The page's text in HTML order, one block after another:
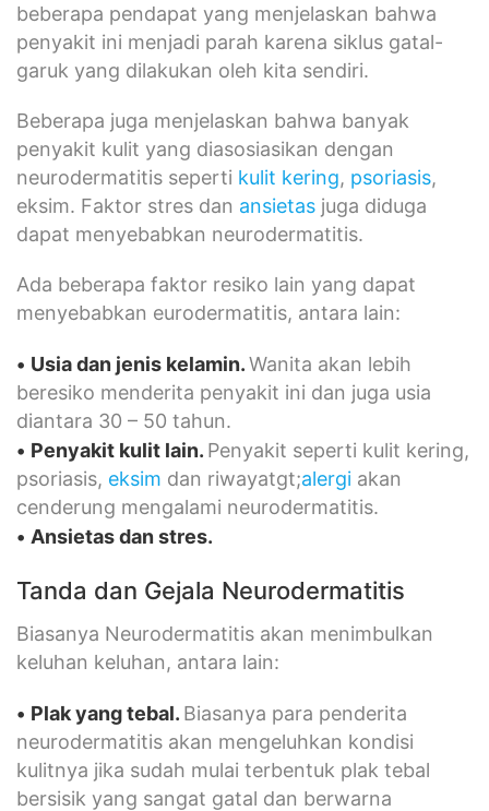
beberapa pendapat yang menjelaskan bahwa
penyakit ini menjadi parah karena siklus gatal-
garuk yang dilakukan oleh kita sendiri.
Beberapa juga menjelaskan bahwa banyak
penyakit kulit yang diasosiasikan dengan
neurodermatitis seperti kulit kering, psoriasis,
eksim. Faktor stres dan ansietas juga diduga
dapat menyebabkan neurodermatitis.
Ada beberapa faktor resiko lain yang dapat
menyebabkan eurodermatitis, antara lain:
• Usia dan jenis kelamin.Wanita akan lebih
beresiko menderita penyakit ini dan juga usia
diantara 30 – 50 tahun.
• Penyakit kulit lain. Penyakit seperti kulit kering,
psoriasis, eksim dan riwayatgt;alergi akan
cenderung mengalami neurodermatitis.
• Ansietas dan stres.
Tanda dan Gejala Neurodermatitis
Biasanya Neurodermatitis akan menimbulkan
keluhan keluhan, antara lain:
• Plak yang tebal. Biasanya para penderita
neurodermatitis akan mengeluhkan kondisi
kulitnya jika sudah mulai terbentuk plak tebal
bersisik yang sangat gatal dan berwarna